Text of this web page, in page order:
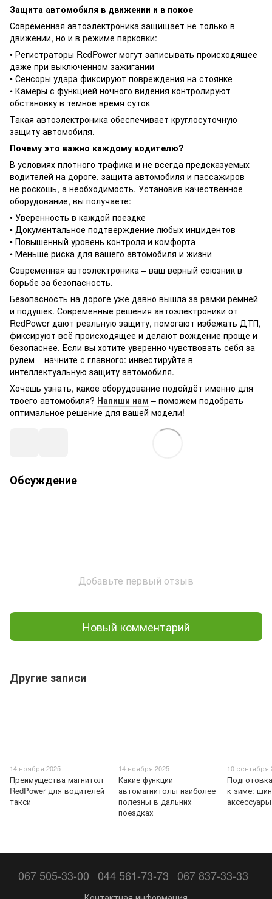
Защита автомобиля в движении и в покое
Современная автоэлектроника защищает не только в
движении, но и в режиме парковки:
• Регистраторы RedPower могут записывать происходящее
даже при выключенном зажигании
• Сенсоры удара фиксируют повреждения на стоянке
• Камеры с функцией ночного видения контролируют
обстановку в темное время суток
Такая автоэлектроника обеспечивает круглосуточную
защиту автомобиля.
Почему это важно каждому водителю?
В условиях плотного трафика и не всегда предсказуемых
водителей на дороге, защита автомобиля и пассажиров –
не роскошь, а необходимость. Установив качественное
оборудование, вы получаете:
• Уверенность в каждой поездке
• Документальное подтверждение любых инцидентов
• Повышенный уровень контроля и комфорта
• Меньше риска для вашего автомобиля и жизни
Современная автоэлектроника – ваш верный союзник в
борьбе за безопасность.
Безопасность на дороге уже давно вышла за рамки ремней
и подушек. Современные решения автоэлектроники от
RedPower дают реальную защиту, помогают избежать ДТП,
фиксируют всё происходящее и делают вождение проще и
безопаснее. Если вы хотите уверенно чувствовать себя за
рулем – начните с главного: инвестируйте в
интеллектуальную защиту автомобиля.
Хочешь узнать, какое оборудование подойдёт именно для
твоего автомобиля? Напиши нам – поможем подобрать
оптимальное решение для вашей модели!
Обсуждение
Добавьте первый отзыв
Новый комментарий
Другие записи
14 ноября 2025
Преимущества магнитол
RedPower для водителей
такси
14 ноября 2025
Какие функции
автомагнитолы наиболее
полезны в дальних
поездках
10 сентября
к зиме:
аксессуары
067 505-33-00 044 561-73-73 067 837-33-33